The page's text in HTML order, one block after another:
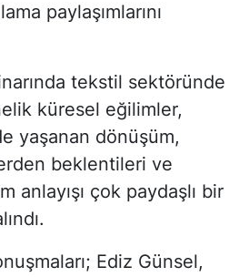
paylaşımlarını
tekstil sektöründe
küresel eğilimler,
yaşanan dönüşüm,
beklentileri ve
anlayışı çok paydaşlı bir
Ediz Günsel,